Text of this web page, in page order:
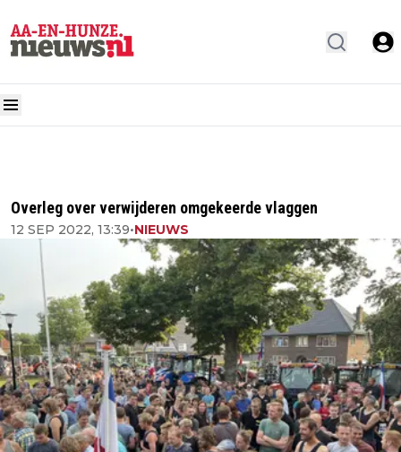
Overleg over verwijderen omgekeerde vlaggen
12 SEP 2022, 13:39•NIEUWS